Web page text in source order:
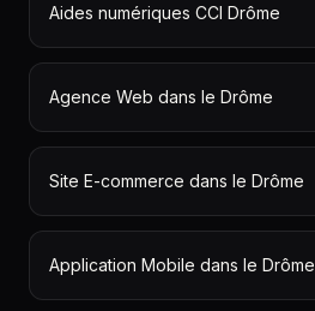
Aides numériques CCI Drôme
Agence Web dans le Drôme
Site E-commerce dans le Drôme
Application Mobile dans le Drôme